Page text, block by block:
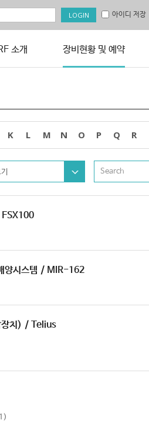
아이디 저장
소개 장비현황 및 예약
K L M N O P Q R
양시스템 / MIR-162
치) / Telius